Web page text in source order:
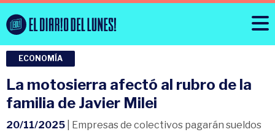
ECONOMÍA
La motosierra afectó al rubro de la
familia de Javier Milei
20/11/2025 | Empresas de colectivos pagarán sueldos